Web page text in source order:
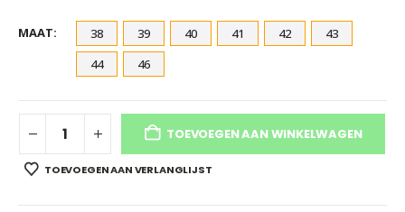
MAAT 38 39 40 41 42
43
44
46
TOEVOEGEN AAN WINKELWAGEN
TOEVOEGEN AAN VERLANGLIJST